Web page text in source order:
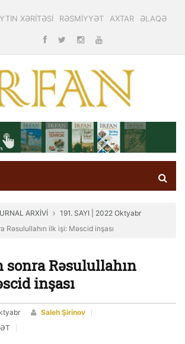
XƏRİTƏSİ RƏSMİYYƏT AXTAR ƏLAQƏ
ARXİVİ
191. SAYI | 2022 Oktyabr
Rəsulullahın ilk işi: Məscid inşası
sonra Rəsulullahın
inşası
Saleh Şirinov